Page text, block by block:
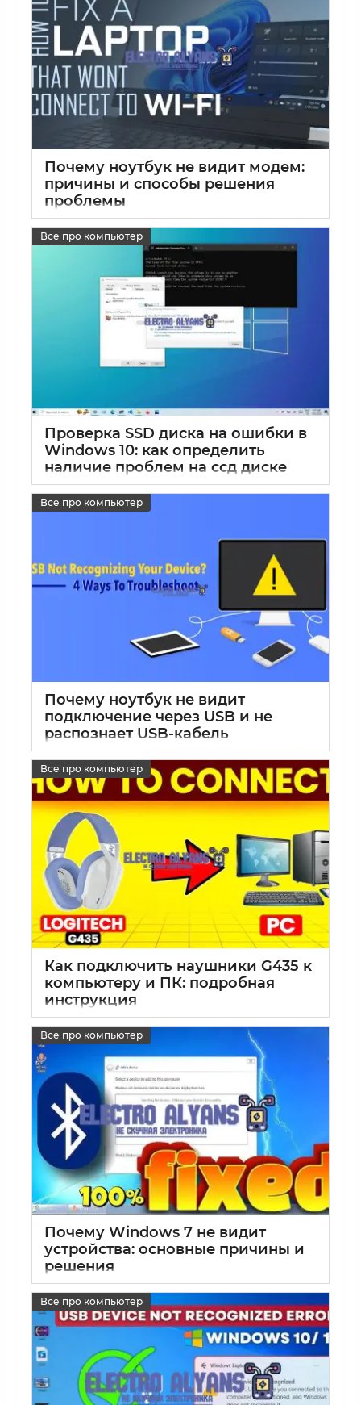
Почему ноутбук не видит модем:
причины и способы решения
проблемы
17 05 2025 0
Все про компьютер
Проверка SSD диска на ошибки в
Windows 10: как определить
наличие проблем на ссд диске
17 05 2025 0
Все про компьютер
Почему ноутбук не видит
подключение через USB и не
распознает USB-кабель
17 05 2025 0
Все про компьютер
Как подключить наушники G435 к
компьютеру и ПК: подробная
инструкция
17 05 2025 0
Все про компьютер
Почему Windows 7 не видит
устройства: основные причины и
решения
17 05 2025 0
Все про компьютер